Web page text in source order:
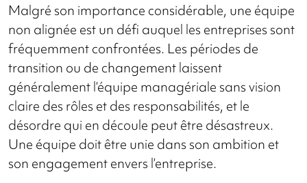
Malgré son importance considérable, une équipe
non alignée est un défi auquel les entreprises sont
fréquemment confrontées. Les périodes de
transition ou de changement laissent
généralement l’équipe managériale sans vision
claire des rôles et des responsabilités, et le
désordre qui en découle peut être désastreux.
Une équipe doit être unie dans son ambition et
son engagement envers l’entreprise.